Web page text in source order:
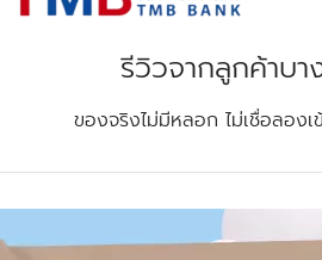
รีวิวจากลูกค้าบา
ของจริงไม่มีหลอก ไม่เชื่อลองเ